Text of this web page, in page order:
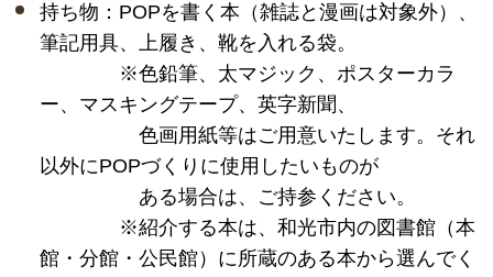
持ち物：POPを書く本（雑誌と漫画は対象外）、
筆記用具、上履き、靴を入れる袋。
※色鉛筆、太マジック、ポスターカラ
ー、マスキングテープ、英字新聞、
色画用紙等はご用意いたします。それ
以外にPOPづくりに使用したいものが
ある場合は、ご持参ください。
※紹介する本は、和光市内の図書館（本
館・分館・公民館）に所蔵のある本から選んでく